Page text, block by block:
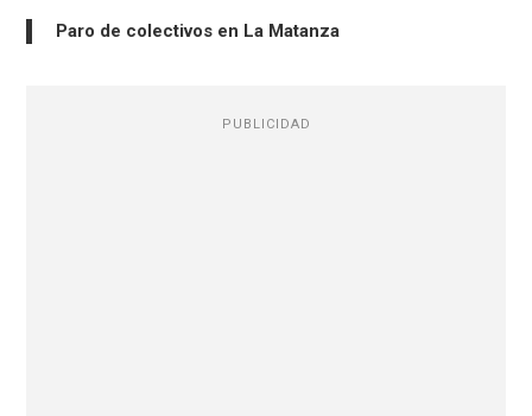
Paro de colectivos en La Matanza
PUBLICIDAD